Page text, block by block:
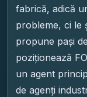
fabrică, adică
probleme, ci le
propune pași
poziționează
un agent
de agenți